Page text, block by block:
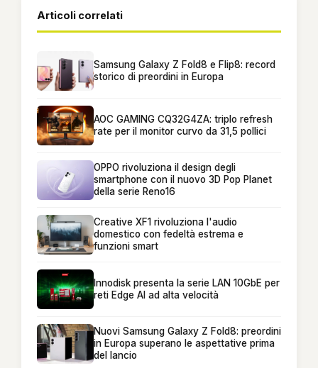
Articoli correlati
Samsung Galaxy Z Fold8 e Flip8: record
storico di preordini in Europa
AOC GAMING CQ32G4ZA: triplo refresh
rate per il monitor curvo da 31,5 pollici
OPPO rivoluziona il design degli
smartphone con il nuovo 3D Pop Planet
della serie Reno16
Creative XF1 rivoluziona l'audio
domestico con fedeltà estrema e
funzioni smart
Innodisk presenta la serie LAN 10GbE per
reti Edge AI ad alta velocità
Nuovi Samsung Galaxy Z Fold8: preordini
in Europa superano le aspettative prima
del lancio